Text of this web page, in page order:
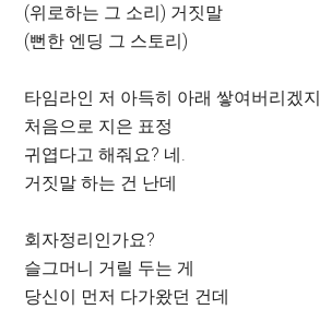
(위로하는 그 소리) 거짓말
(뻔한 엔딩 그 스토리)
타임라인 저 아득히 아래 쌓여버리겠지
처음으로 지은 표정
귀엽다고 해줘요? 네.
거짓말 하는 건 난데
회자정리인가요?
슬그머니 거릴 두는 게
당신이 먼저 다가왔던 건데